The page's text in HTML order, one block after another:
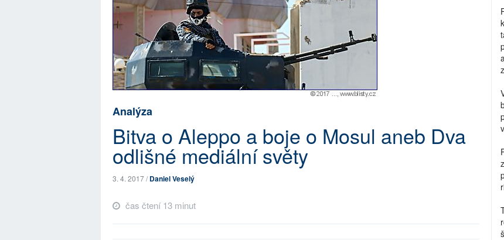
Analýza
Bitva o Aleppo a boje o Mosul aneb Dva
odlišné mediální světy
3. 4. 2017 /Daniel Veselý
čas čtení 13 minut